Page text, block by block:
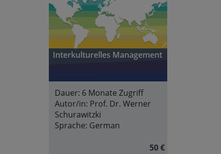
Interkulturelles Management
Dauer: 6 Monate Zugriff
Autor/in: Prof. Dr. Werner
Schurawitzki
Sprache: German
50 €